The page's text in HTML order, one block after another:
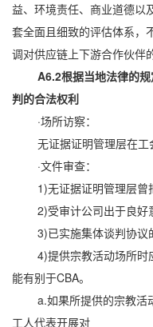
益、环境责任、商业道德以
套全面且细致的评估体系，
调对供应链上下游合作伙伴
A6.2根据当地法律的
判的合法权利
·场所访察：
无证据证明管理层在工
·文件审查：
1)无证据证明管理层曾
2)受审计公司出于良好意
3)已实施集体谈判协议
4)提供宗教活动场所时
能有别于CBA。
a.如果所提供的宗教活动
工人代表开展对